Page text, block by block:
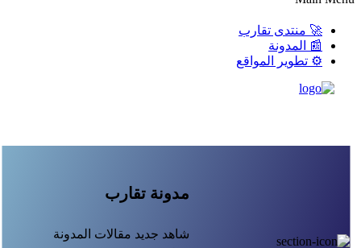
🚀 منتدى تقارب
📰 المدونة
⚙️ تطوير المواقع
🚀 منتدى تقارب
مدونة تقارب
شاهد جديد مقالات المدونة